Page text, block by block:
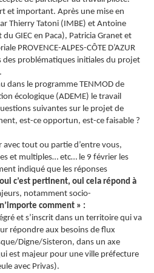
et important. Après une mise en
Thierry Tatoni (IMBE) et Antoine
GIEC en Paca), Patricia Granet et
PROVENCE-ALPES-CÔTE D’AZUR
des problématiques initiales du projet
dans le programme TENMOD de
écologique (ADEME) le travail
suivantes sur le projet de
est-ce opportun, est-ce faisable ?
tout ou partie d’entre vous,
et multiples… etc… le 9 février les
indiqué que les réponses
c’est pertinent, oui cela répond à
notamment socio-
comment » :
et s’inscrit dans un territoire qui va
répondre aux besoins de flux
Digne/Sisteron, dans un axe
est majeur pour une ville préfecture
avec Privas).